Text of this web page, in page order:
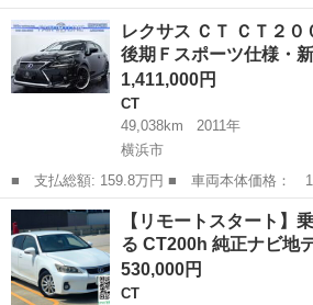
名： レクサス ■ 車種名： ＣＴ ■ グレー
ｈ 純正ナビＴＶ＆バックカメラ・ＥＴＣ・純
ートヒーター ■ ...
神奈川 川崎市 CT
レクサス ＣＴ ＣＴ２
後期Ｆスポーツ仕様・
1,411,000円
CT
49,038km
2011年
横浜市
■ 支払総額: 159.8万円 ■ 車両本体価格： 1,411,000 円 ■ メーカ
ー名： レクサス ■ 車種名： ＣＴ ■ グレ
ｈ バージョンＣ 後期Ｆスポーツ仕様・新品
ラックラ...
神奈川 横浜市
【リモートスタート】
る CT200h 純正ナビ地
530,000円
CT